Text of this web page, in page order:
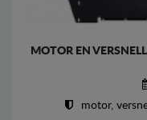
MOTOR EN
motor,